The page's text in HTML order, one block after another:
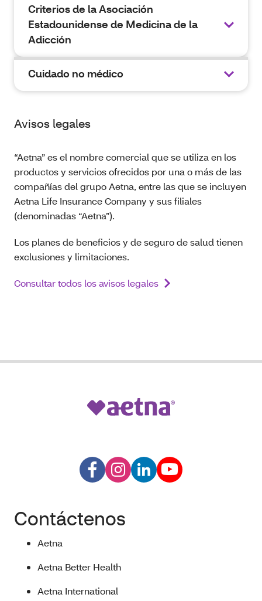
Criterios de la Asociación
Estadounidense de Medicina de la
Adicción
Cuidado no médico
Avisos legales
“Aetna” es el nombre comercial que se utiliza en los
productos y servicios ofrecidos por una o más de las
compañías del grupo Aetna, entre las que se incluyen
Aetna Life Insurance Company y sus filiales
(denominadas “Aetna”).
Los planes de beneficios y de seguro de salud tienen
exclusiones y limitaciones.
Consultar todos los avisos legales
Contáctenos
Aetna
Aetna Better Health
Aetna International